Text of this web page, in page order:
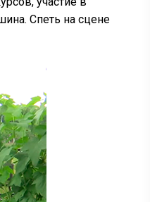
Спеть на сцене